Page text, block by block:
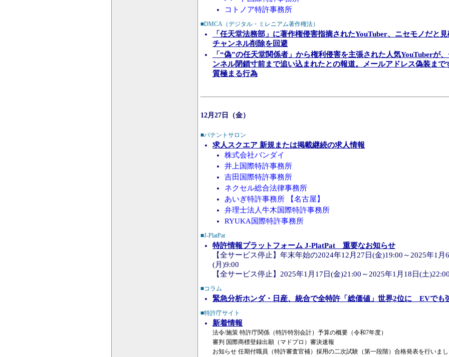
コトノア特許事務所
■DMCA（デジタル・ミレニアム著作権法）
「任天堂法務部」に著作権侵害指摘されたYouTuber、ニセモノだと見
チャンネル削除を回避
「“偽”の任天堂関係者」から権利侵害を主張された人気YouTuberが、
ンネル閉鎖寸前まで追い込まれたとの報道。メールアドレス偽装まで
質極まる行為
12月27日（金）
■パテントサロン
求人スクエア 新規または掲載継続の求人情報
株式会社バンダイ
井上国際特許事務所
吉田国際特許事務所
ネクセル総合法律事務所
あいぎ特許事務所 【名古屋】
弁理士法人牛木国際特許事務所
RYUKA国際特許事務所
■J-PlatPat
特許情報プラットフォーム J-PlatPat 重要なお知らせ
【全サービス停止】年末年始の2024年12月27日(金)19:00～2025年1月
(月)9:00
【全サービス停止】2025年1月17日(金)21:00～2025年1月18日(土)22:00
■コラム
緊急分析ホンダ・日産、統合で全特許「総価値」世界2位に EVでも
■特許庁サイト
新着情報
法令/施策 特許庁関係（特許特別会計）予算の概要（令和7年度）
審判 国際商標登録出願（マドプロ）審決速報
お知らせ 任期付職員（特許審査官補）採用の二次試験（第一段階）合格発表を行いま